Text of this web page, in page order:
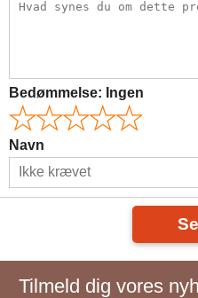
Bedømmelse: Ingen
Navn
Tilmeld dig vores